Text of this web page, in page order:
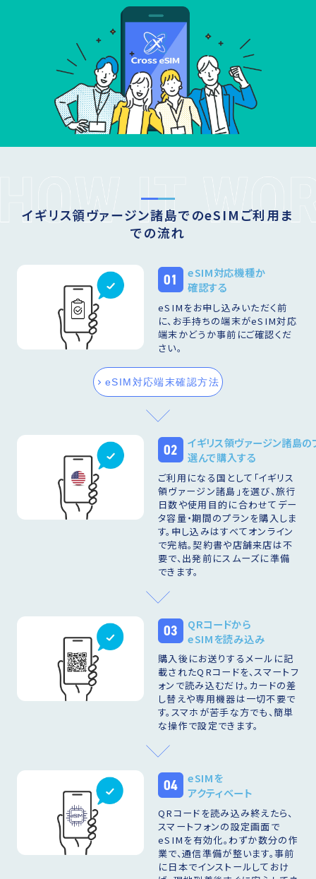
イギリス領ヴァージン諸島でのeSIMご利用ま
での流れ
01
eSIM対応機種か
確認する
eSIMをお申し込みいただく前
に、お手持ちの端末がeSIM対応
端末かどうか事前にご確認くだ
さい。
eSIM対応端末確認方法
02
イギリス領ヴァージン諸島の
選んで購入する
ご利用になる国として「イギリス
領ヴァージン諸島」を選び、旅行
日数や使用目的に合わせてデー
タ容量・期間のプランを購入しま
す。申し込みはすべてオンライン
で完結。契約書や店舗来店は不
要で、出発前にスムーズに準備
できます。
03
QRコードから
eSIMを読み込み
購入後にお送りするメールに記
載されたQRコードを、スマートフ
ォンで読み込むだけ。カードの差
し替えや専用機器は一切不要で
す。スマホが苦手な方でも、簡単
な操作で設定できます。
04
eSIMを
アクティベート
QRコードを読み込み終えたら、
スマートフォンの設定画面で
eSIMを有効化。わずか数分の作
業で、通信準備が整います。事前
に日本でインストールしておけ